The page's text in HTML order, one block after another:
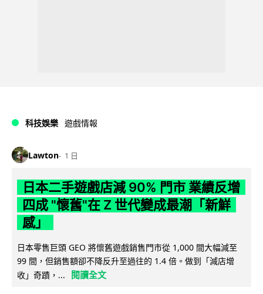
科技娛樂 遊戲情報
Lawton 1 日
日本二手遊戲店減 90% 門市 業績反增
四成 "懷舊"在 Z 世代變成最潮「新鮮
感」
日本零售巨頭 GEO 將懷舊遊戲銷售門市從 1,000 間大幅減至
99 間，但銷售額卻不降反升至過往的 1.4 倍。做到「減店增
收」奇蹟，...
閱讀全文